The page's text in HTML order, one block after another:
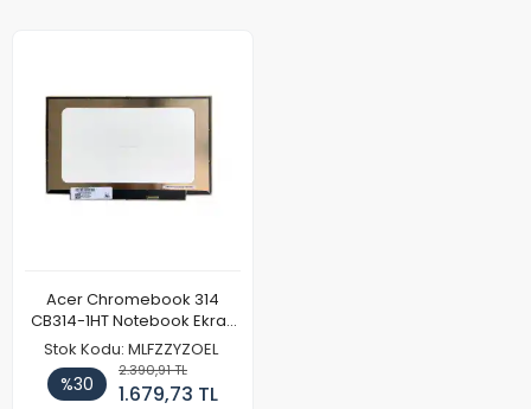
Acer Chromebook 314
CB314-1HT Notebook Ekran
Paneli (FullHD)
Stok Kodu: MLFZZYZOEL
%30
2.390,91 TL
1.679,73 TL